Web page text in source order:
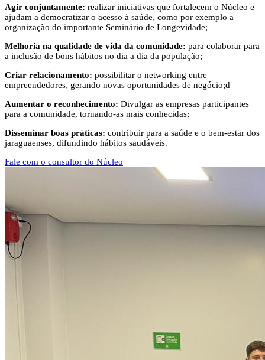
Agir conjuntamente: realizar iniciativas que fortalecem o Núcleo e
ajudam a democratizar o acesso à saúde, como por exemplo a
organização do importante Seminário de Longevidade;
Melhoria na qualidade de vida da comunidade: para colaborar para
a inclusão de bons hábitos no dia a dia da população;
Criar relacionamento: possibilitar o networking entre
empreendedores, gerando novas oportunidades de negócio;d
Aumentar o reconhecimento: Divulgar as empresas participantes
para a comunidade, tornando-as mais conhecidas;
Disseminar boas práticas: contribuir para a saúde e o bem-estar dos
jaraguaenses, difundindo hábitos saudáveis.
Fale com o consultor do Núcleo